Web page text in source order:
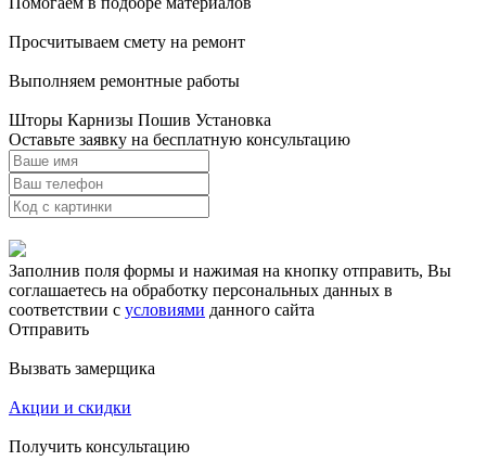
Просчитываем смету на ремонт
Выполняем ремонтные работы
Шторы Карнизы Пошив Установка
Оставьте заявку на бесплатную консультацию
Заполнив поля формы и нажимая на кнопку отправить, Вы
соглашаетесь на обработку персональных данных в
соответствии с условиями данного сайта
Отправить
Вызвать замерщика
Акции и скидки
Получить консультацию